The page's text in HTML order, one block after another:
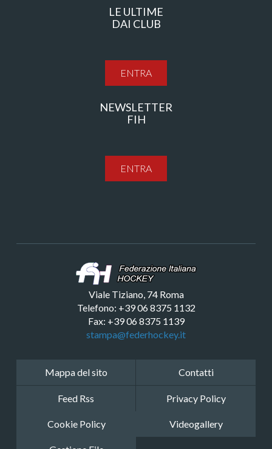
LE ULTIME
DAI CLUB
ENTRA
NEWSLETTER
FIH
ENTRA
Viale Tiziano, 74 Roma
Telefono: +39 06 8375 1132
Fax: +39 06 8375 1139
stampa@federhockey.it
Mappa del sito Contatti
Feed Rss Privacy Policy
Cookie Policy Videogallery